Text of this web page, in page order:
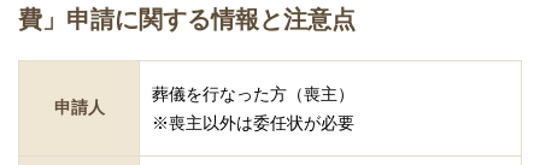
費」申請に関する情報と注意点
申請人
葬儀を行なった方（喪主）
※喪主以外は委任状が必要